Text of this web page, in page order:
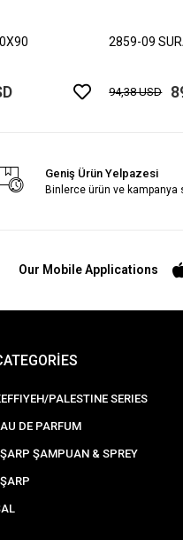
2859-09
94,38 USD
Geniş Ürün Yelpazesi
Binlerce ürün ve kampanya
Our Mobile Applications
PALESTINE SERIES
DE PARFUM
ŞAMPUAN & SPREY